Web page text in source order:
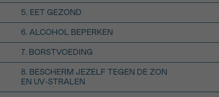
5. EET GEZOND
6. ALCOHOL BEPERKEN
7. BORSTVOEDING
8. BESCHERM JEZELF TEGEN DE ZON
EN UV-STRALEN